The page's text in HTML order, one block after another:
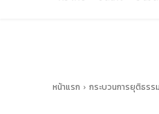
หน้าแรก กระบวนการยุติธรรม